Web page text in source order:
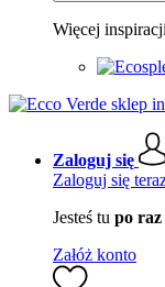
Więcej inspiracji
Zaloguj się
Zaloguj się
Jesteś tu po raz
Załóż konto